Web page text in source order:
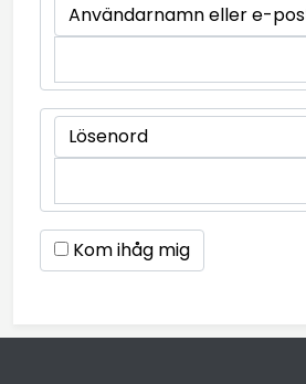
Användarnamn eller e-
Lösenord
Kom ihåg mig